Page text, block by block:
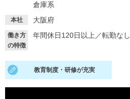
就活ノウハウ・サポート
適職診断
倉庫系
本社 大阪府
働き方
の特徴
年間休日120日以上 ／転勤なし
教育制度・研修が充実